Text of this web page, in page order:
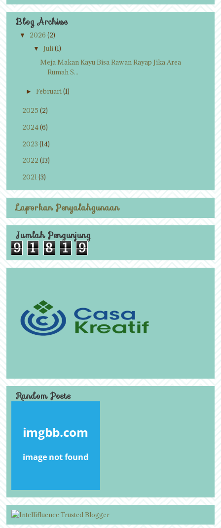
Blog Archive
▼ 2026 (2)
▼ Juli(1)
Meja Makan Kayu Bisa Rawan Rayap Jika Area
Rumah S...
► Februari (1)
2025 (2)
2024(6)
2023 (14)
2022 (13)
2021(3)
Laporkan Penyalahgunaan
Jumlah Pengunjung
9 1 8 1 9
Random Posts